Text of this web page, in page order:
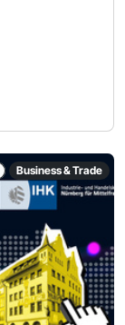
Business & Trade